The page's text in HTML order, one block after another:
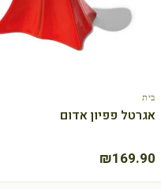
בית
אגרטל פפיון אדום
₪169.90